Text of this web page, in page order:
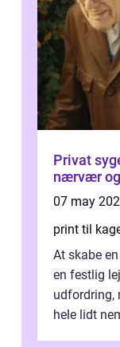
Privat
nærvær
07 may
print til
At skabe
en festlig
udfordring,
hele lidt